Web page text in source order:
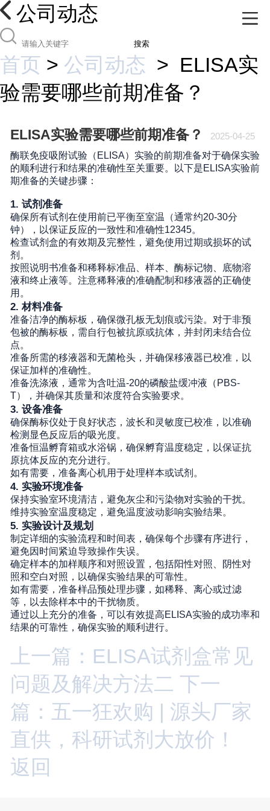
公司动态
搜索
首页 > 公司动态 > ELISA实
验需要哪些前期准备？
ELISA实验需要哪些前期准备？ 2025-04-25
酶联免疫吸附试验（ELISA）实验的前期准备对于确保实验
的顺利进行和结果的准确性至关重要。以下是ELISA实验前
期准备的关键步骤：
1. 试剂准备
确保所有试剂在使用前已平衡至室温（通常约20-30分
钟），以保证反应的一致性和准确性12345。
检查试剂盒的有效期及完整性，避免使用过期或损坏的试
剂 。
按照说明书准备和稀释标准品、样本、酶标记物、底物溶
液和终止液等。注意稀释液的准确配制和移液器的正确使
用 。
2.材料准备
准备洁净的酶标板，确保微孔板无划痕或污染。对于非预
包被的酶标板，需自行包被抗原或抗体，并封闭未结合位
点。
准备所需的移液器和无菌枪头，并确保移液器已校准，以
保证加样的准确性。
准备洗涤液，通常为含吐温-20的磷酸盐缓冲液（PBS-
T），并确保其质量和浓度符合实验要求。
3. 设备准备
确保酶标仪处于良好状态，波长和灵敏度已校准，以准确
检测显色反应后的吸光度。
准备恒温孵育箱或水浴锅，确保孵育温度稳定，以保证抗
原抗体反应的充分进行。
如有需要，准备离心机用于处理样本或试剂。
4. 实验环境准备
保持实验室环境清洁，避免灰尘和污染物对实验的干扰。
维持实验室温度稳定，避免温度波动影响实验结果。
5. 实验设计及规划
制定详细的实验流程和时间表，确保每个步骤有序进行，
避免因时间紧迫导致操作失误。
确定样本的加样顺序和对照设置，包括阳性对照、阴性对
照和空白对照，以确保实验结果的可靠性。
如有需要，准备样品预处理步骤，如稀释、离心或过滤
等，以去除样本中的干扰物质。
通过以上充分的准备，可以有效提高ELISA实验的成功率和
结果的可靠性，确保实验的顺利进行。
上一篇：ELISA试剂盒常见
问题及解决方法二 下一
篇：五一狂欢购 | 源头厂家
直供，科研试剂大放价！
返回